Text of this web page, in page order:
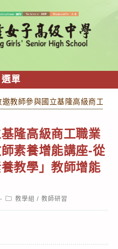
選單
邀教師參與國立基隆高級商工職
隆高級商工職業
素養增能講座-從
教學」教師增能
Post教學組 / 教師研習